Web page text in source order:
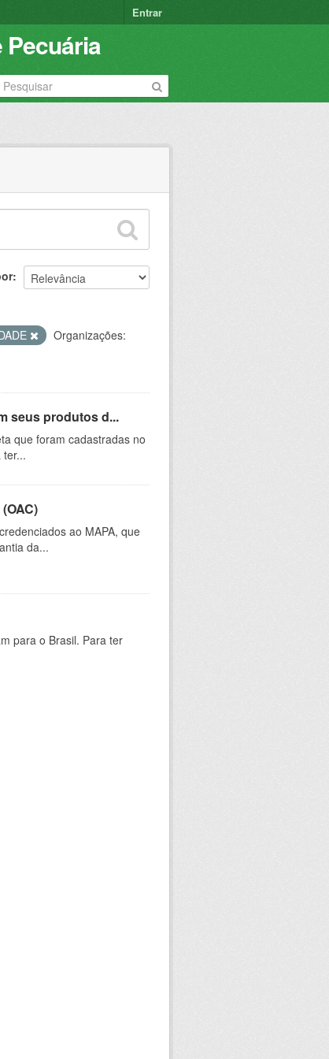
Entrar
Organizações:
seus produtos d...
que foram cadastradas no
ao MAPA, que
da...
para o Brasil. Para ter